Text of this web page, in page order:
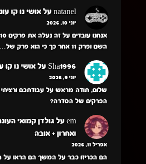
natanel עלאושי נו קו עונה 3
יוני 10, 2026
השם ופרק 11 אחר כך כי הוא פרק של…
Sha1996 עלאושי נו קו עונה
יוני 9, 2026
שלום, תודה מראש על עבודתכם
הפרקים של הסדרה?
em על
ואחרון + אובה
אפריל 11, 2026
הם הכריזו כבר על המשך הם הראו על